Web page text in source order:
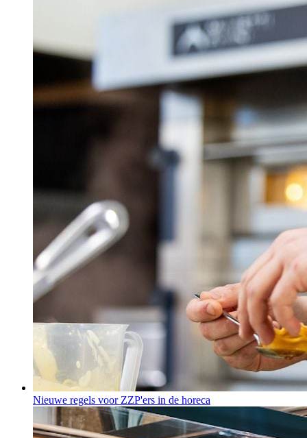
Nieuwe regels voor ZZP'ers in de horeca